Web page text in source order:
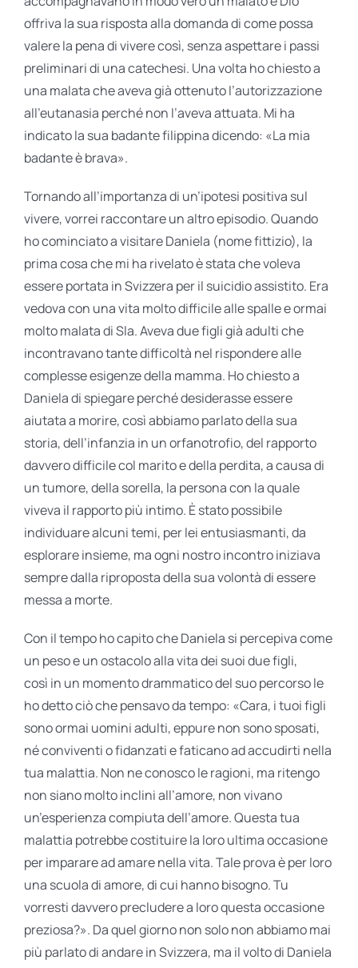
offriva la sua risposta alla domanda di come possa
valere la pena di vivere così, senza aspettare i passi
preliminari di una catechesi. Una volta ho chiesto a
una malata che aveva già ottenuto l’autorizzazione
all’eutanasia perché non l’aveva attuata. Mi ha
indicato la sua badante filippina dicendo: «La mia
badante è brava».
Tornando all’importanza di un’ipotesi positiva sul
vivere, vorrei raccontare un altro episodio. Quando
ho cominciato a visitare Daniela (nome fittizio), la
prima cosa che mi ha rivelato è stata che voleva
essere portata in Svizzera per il suicidio assistito. Era
vedova con una vita molto difficile alle spalle e ormai
molto malata di Sla. Aveva due figli già adulti che
incontravano tante difficoltà nel rispondere alle
complesse esigenze della mamma. Ho chiesto a
Daniela di spiegare perché desiderasse essere
aiutata a morire, così abbiamo parlato della sua
storia, dell’infanzia in un orfanotrofio, del rapporto
davvero difficile col marito e della perdita, a causa di
un tumore, della sorella, la persona con la quale
viveva il rapporto più intimo. È stato possibile
individuare alcuni temi, per lei entusiasmanti, da
esplorare insieme, ma ogni nostro incontro iniziava
sempre dalla riproposta della sua volontà di essere
messa a morte.
Con il tempo ho capito che Daniela si percepiva come
un peso e un ostacolo alla vita dei suoi due figli,
così in un momento drammatico del suo percorso le
ho detto ciò che pensavo da tempo: «Cara, i tuoi figli
sono ormai uomini adulti, eppure non sono sposati,
né conviventi o fidanzati e faticano ad accudirti nella
tua malattia. Non ne conosco le ragioni, ma ritengo
non siano molto inclini all’amore, non vivano
un’esperienza compiuta dell’amore. Questa tua
malattia potrebbe costituire la loro ultima occasione
per imparare ad amare nella vita. Tale prova è per loro
una scuola di amore, di cui hanno bisogno. Tu
vorresti davvero precludere a loro questa occasione
preziosa?». Da quel giorno non solo non abbiamo mai
più parlato di andare in Svizzera, ma il volto di Daniela